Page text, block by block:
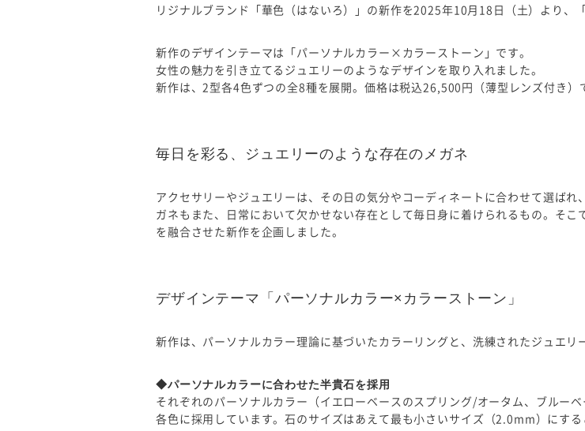
リジナルブランド「華色（はないろ）」の新作を2025年10月18日（土）より、
新作のデザインテーマは「パーソナルカラー×カラーストーン」です。
女性の魅力を引き立てるジュエリーのようなデザインを取り入れました。
新作は、2型各4色ずつの全8種を展開。価格は税込26,500円（薄型レンズ付き）
毎日を彩る、ジュエリーのような存在のメガネ
アクセサリーやジュエリーは、その日の気分やコーディネートに合わせて選ば
ガネもまた、日常において欠かせない存在として毎日身に着けられるもの。そこ
を融合させた新作を企画しました。
デザインテーマ「パーソナルカラー×カラーストーン」
新作は、パーソナルカラー理論に基づいたカラーリングと、洗練されたジュエリ
◆パーソナルカラーに合わせた半貴石を採用
それぞれのパーソナルカラー（イエローベースのスプリング/オータム、ブルー
各色に採用しています。石のサイズはあえて最も小さいサイズ（2.0mm）にす